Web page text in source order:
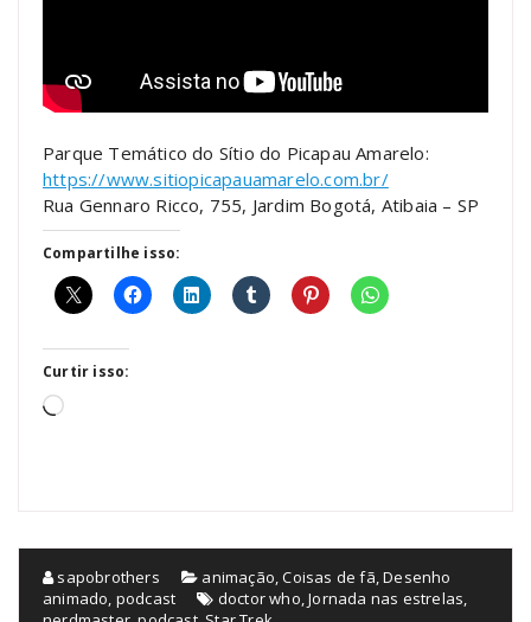
Parque Temático do Sítio do Picapau Amarelo:
https://www.sitiopicapauamarelo.com.br/
Rua Gennaro Ricco, 755, Jardim Bogotá, Atibaia – SP
Compartilhe isso:
Curtir isso:
Carregando...
sapobrothers animação,Coisas de fã,Desenho
animado, podcast doctor who,Jornada nas estrelas,